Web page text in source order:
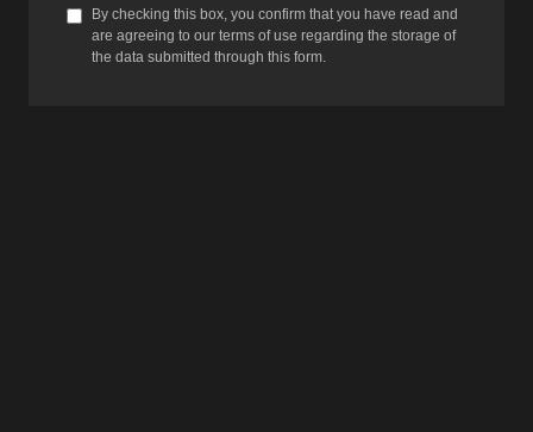
By checking this box, you confirm that you have read and
are agreeing to our terms of use regarding the storage of
the data submitted through this form.